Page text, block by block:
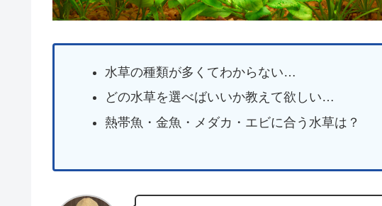
水草の種類が多くてわからない…
どの水草を選べばいいか教えて欲しい…
熱帯魚・金魚・メダカ・エビに合う水草は？